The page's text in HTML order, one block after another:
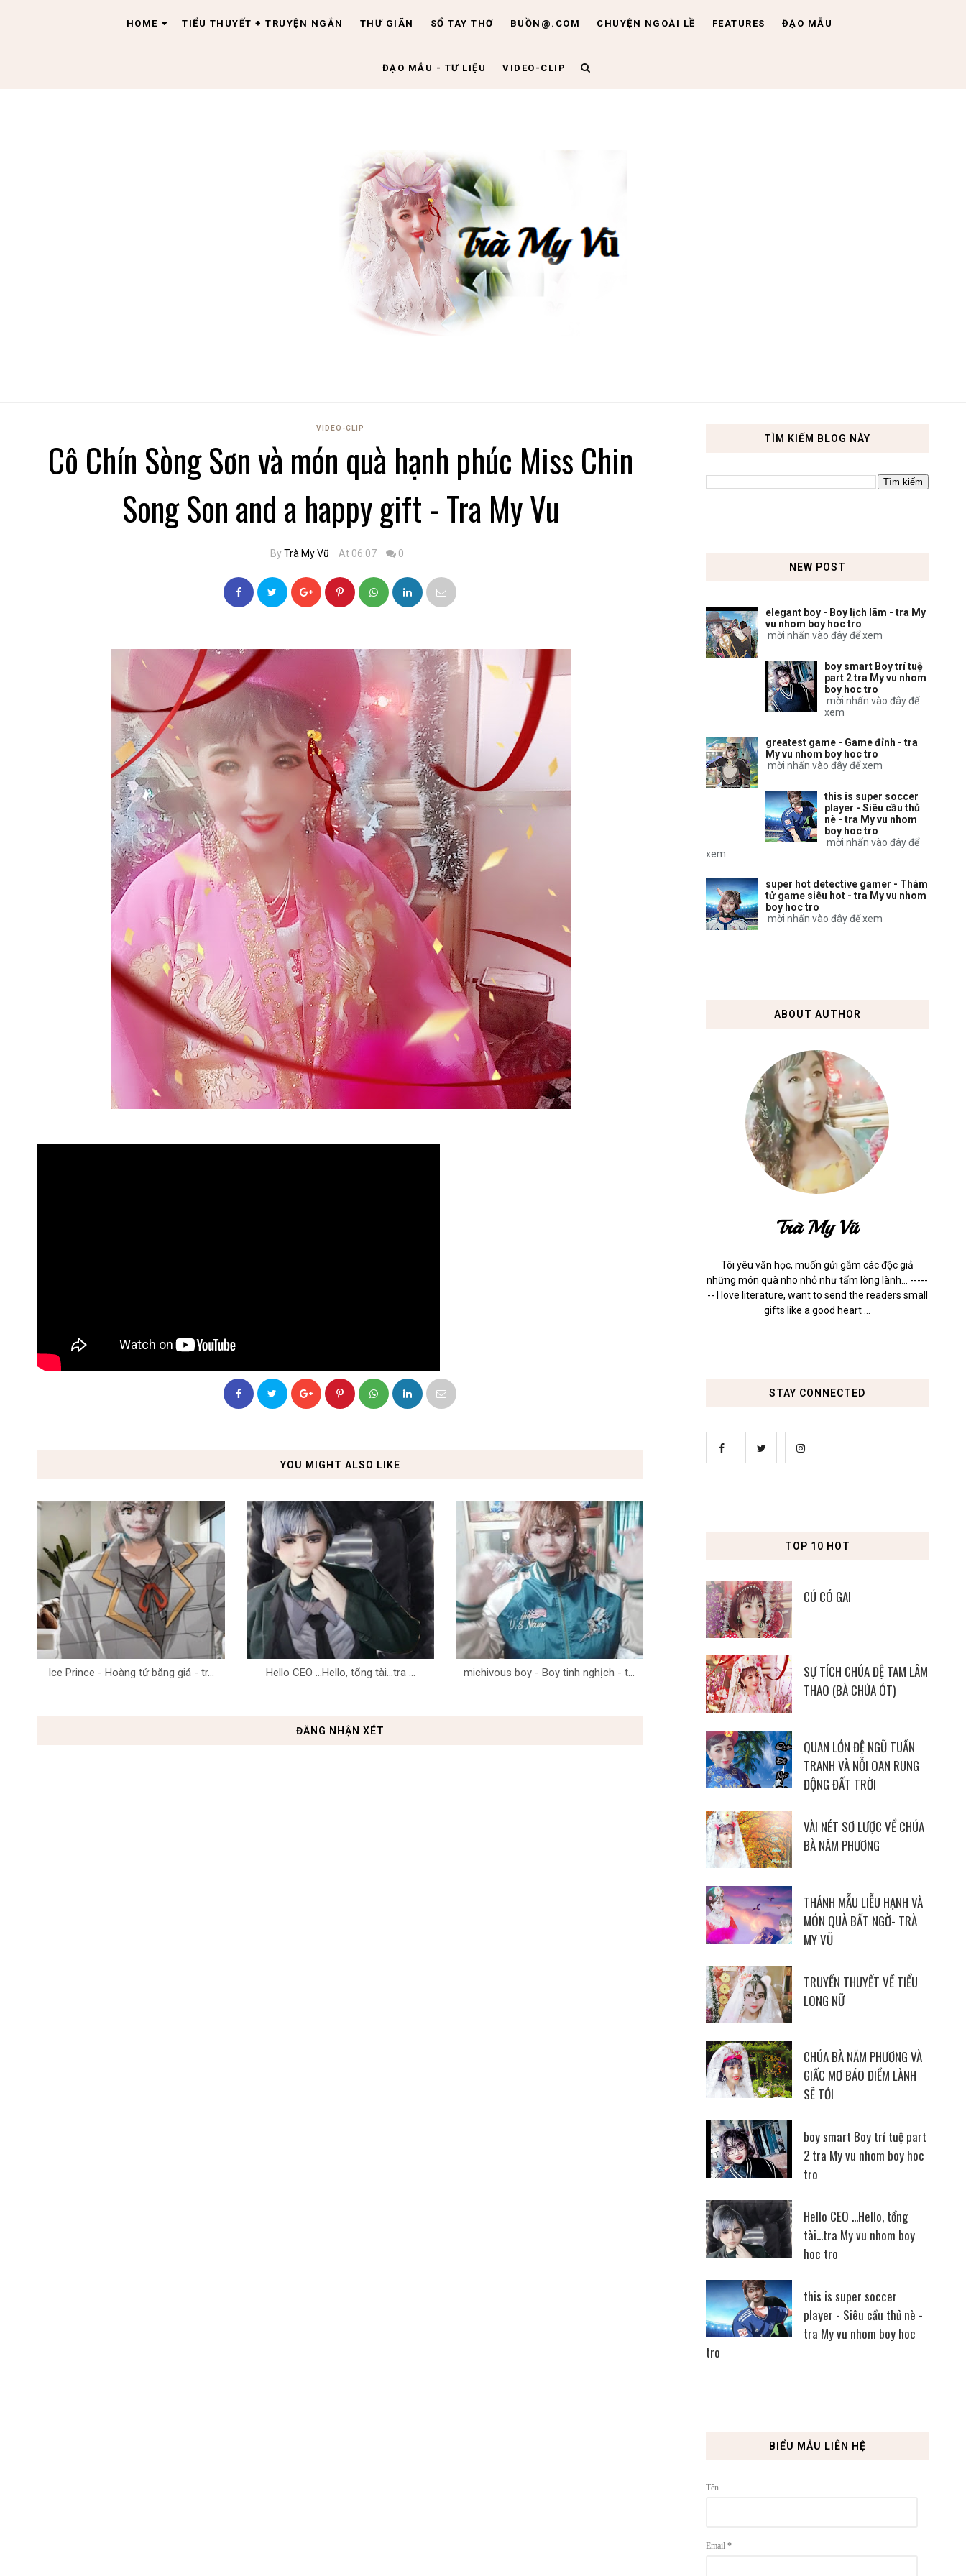
HOME TIỂU THUYẾT + TRUYỆN NGẮN THƯ GIÃN SỔ TAY THƠ BUỒN@.COM CHUYỆN NGOÀI LỀ FEATURES ĐẠO MẪU
ĐẠO MẪU - TƯ LIỆU VIDEO-CLIP
VIDEO-CLIP
Cô Chín Sòng Sơn và món quà hạnh phúc Miss Chin
Song Son and a happy gift - Tra My Vu
ByTrà My Vũ At 06:07 0
YOU MIGHT ALSO LIKE
Ice Prince - Hoàng tử băng giá - tr... Hello CEO ...Hello, tổng tài...tra ... michivous boy - Boy tinh nghịch - t...
ĐĂNG NHẬN XÉT
TÌM KIẾM BLOG NÀY
NEW POST
elegant boy - Boy lịch lãm - tra My
vu nhom boy hoc tro
mời nhấn vào đây để xem
boy smart Boy trí tuệ
part 2 tra My vu nhom
boy hoc tro
mời nhấn vào đây để
xem
greatest game - Game đỉnh - tra
My vu nhom boy hoc tro
mời nhấn vào đây để xem
this is super soccer
player - Siêu cầu thủ
nè - tra My vu nhom
boy hoc tro
mời nhấn vào đây để
xem
super hot detective gamer - Thám
tử game siêu hot - tra My vu nhom
boy hoc tro
mời nhấn vào đây để xem
ABOUT AUTHOR
Trà My Vũ
Tôi yêu văn học, muốn gửi gắm các độc giả
những món quà nho nhỏ như tấm lòng lành... -----
-- I love literature, want to send the readers small
gifts like a good heart ...
STAY CONNECTED
TOP 10 HOT
CÚ CÓ GAI
SỰ TÍCH CHÚA ĐỆ TAM LÂM
THAO (BÀ CHÚA ÓT)
QUAN LỚN ĐỆ NGŨ TUẦN
TRANH VÀ NỖI OAN RUNG
ĐỘNG ĐẤT TRỜI
VÀI NÉT SƠ LƯỢC VỀ CHÚA
BÀ NĂM PHƯƠNG
THÁNH MẪU LIỄU HẠNH VÀ
MÓN QUÀ BẤT NGỜ- TRÀ
MY VŨ
TRUYỀN THUYẾT VỀ TIỂU
LONG NỮ
CHÚA BÀ NĂM PHƯƠNG VÀ
GIẤC MƠ BÁO ĐIỀM LÀNH
SẼ TỚI
boy smart Boy trí tuệ part
2 tra My vu nhom boy hoc
tro
Hello CEO ...Hello, tổng
tài...tra My vu nhom boy
hoc tro
this is super soccer
player - Siêu cầu thủ nè -
tra My vu nhom boy hoc
tro
BIỂU MẪU LIÊN HỆ
Tên
Email *